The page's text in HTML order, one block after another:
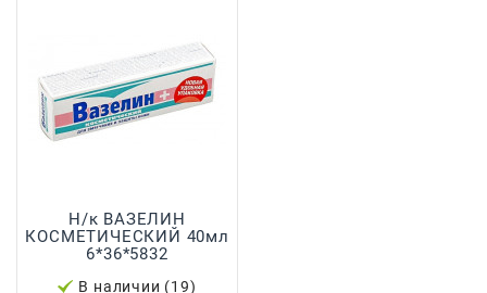
Н/к ВАЗЕЛИН
КОСМЕТИЧЕСКИЙ 40мл
6*36*5832
В наличии (19)